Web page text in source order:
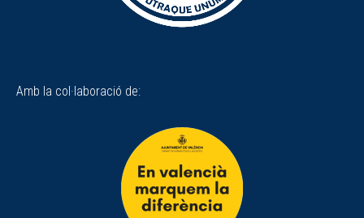
Amb la col·laboració de: